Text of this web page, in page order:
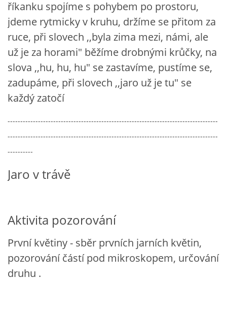
HALLOWEEN
DUŠIČKY
SVATÝ MARTIN
SVATÁ KATEŘINA 25.LISTOPADU
SVATÁ BARBORA 4.12.
MIKULÁŠ, ČERTI
MASOPUST
VELIKONOCE
SVĚTOVÝ DEN VODY 22. BŘEZEN
říkanku spojíme s pohybem po prostoru,
jdeme rytmicky v kruhu, držíme se přitom za
ruce, při slovech ,,byla zima mezi, námi, ale
už je za horami" běžíme drobnými krůčky, na
slova ,,hu, hu, hu" se zastavíme, pustíme se,
zadupáme, při slovech ,,jaro už je tu" se
každý zatočí
-----------------------------------------------------------------------------------
-----------------------------------------------------------------------------------
----------
Jaro v trávě
Aktivita pozorování
První květiny - sběr prvních jarních květin,
pozorování částí pod mikroskopem, určování
druhu .